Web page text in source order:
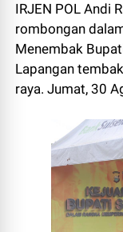
IRJEN POL Andi
rombongan
Menembak
Lapangan
raya. Jumat, 30